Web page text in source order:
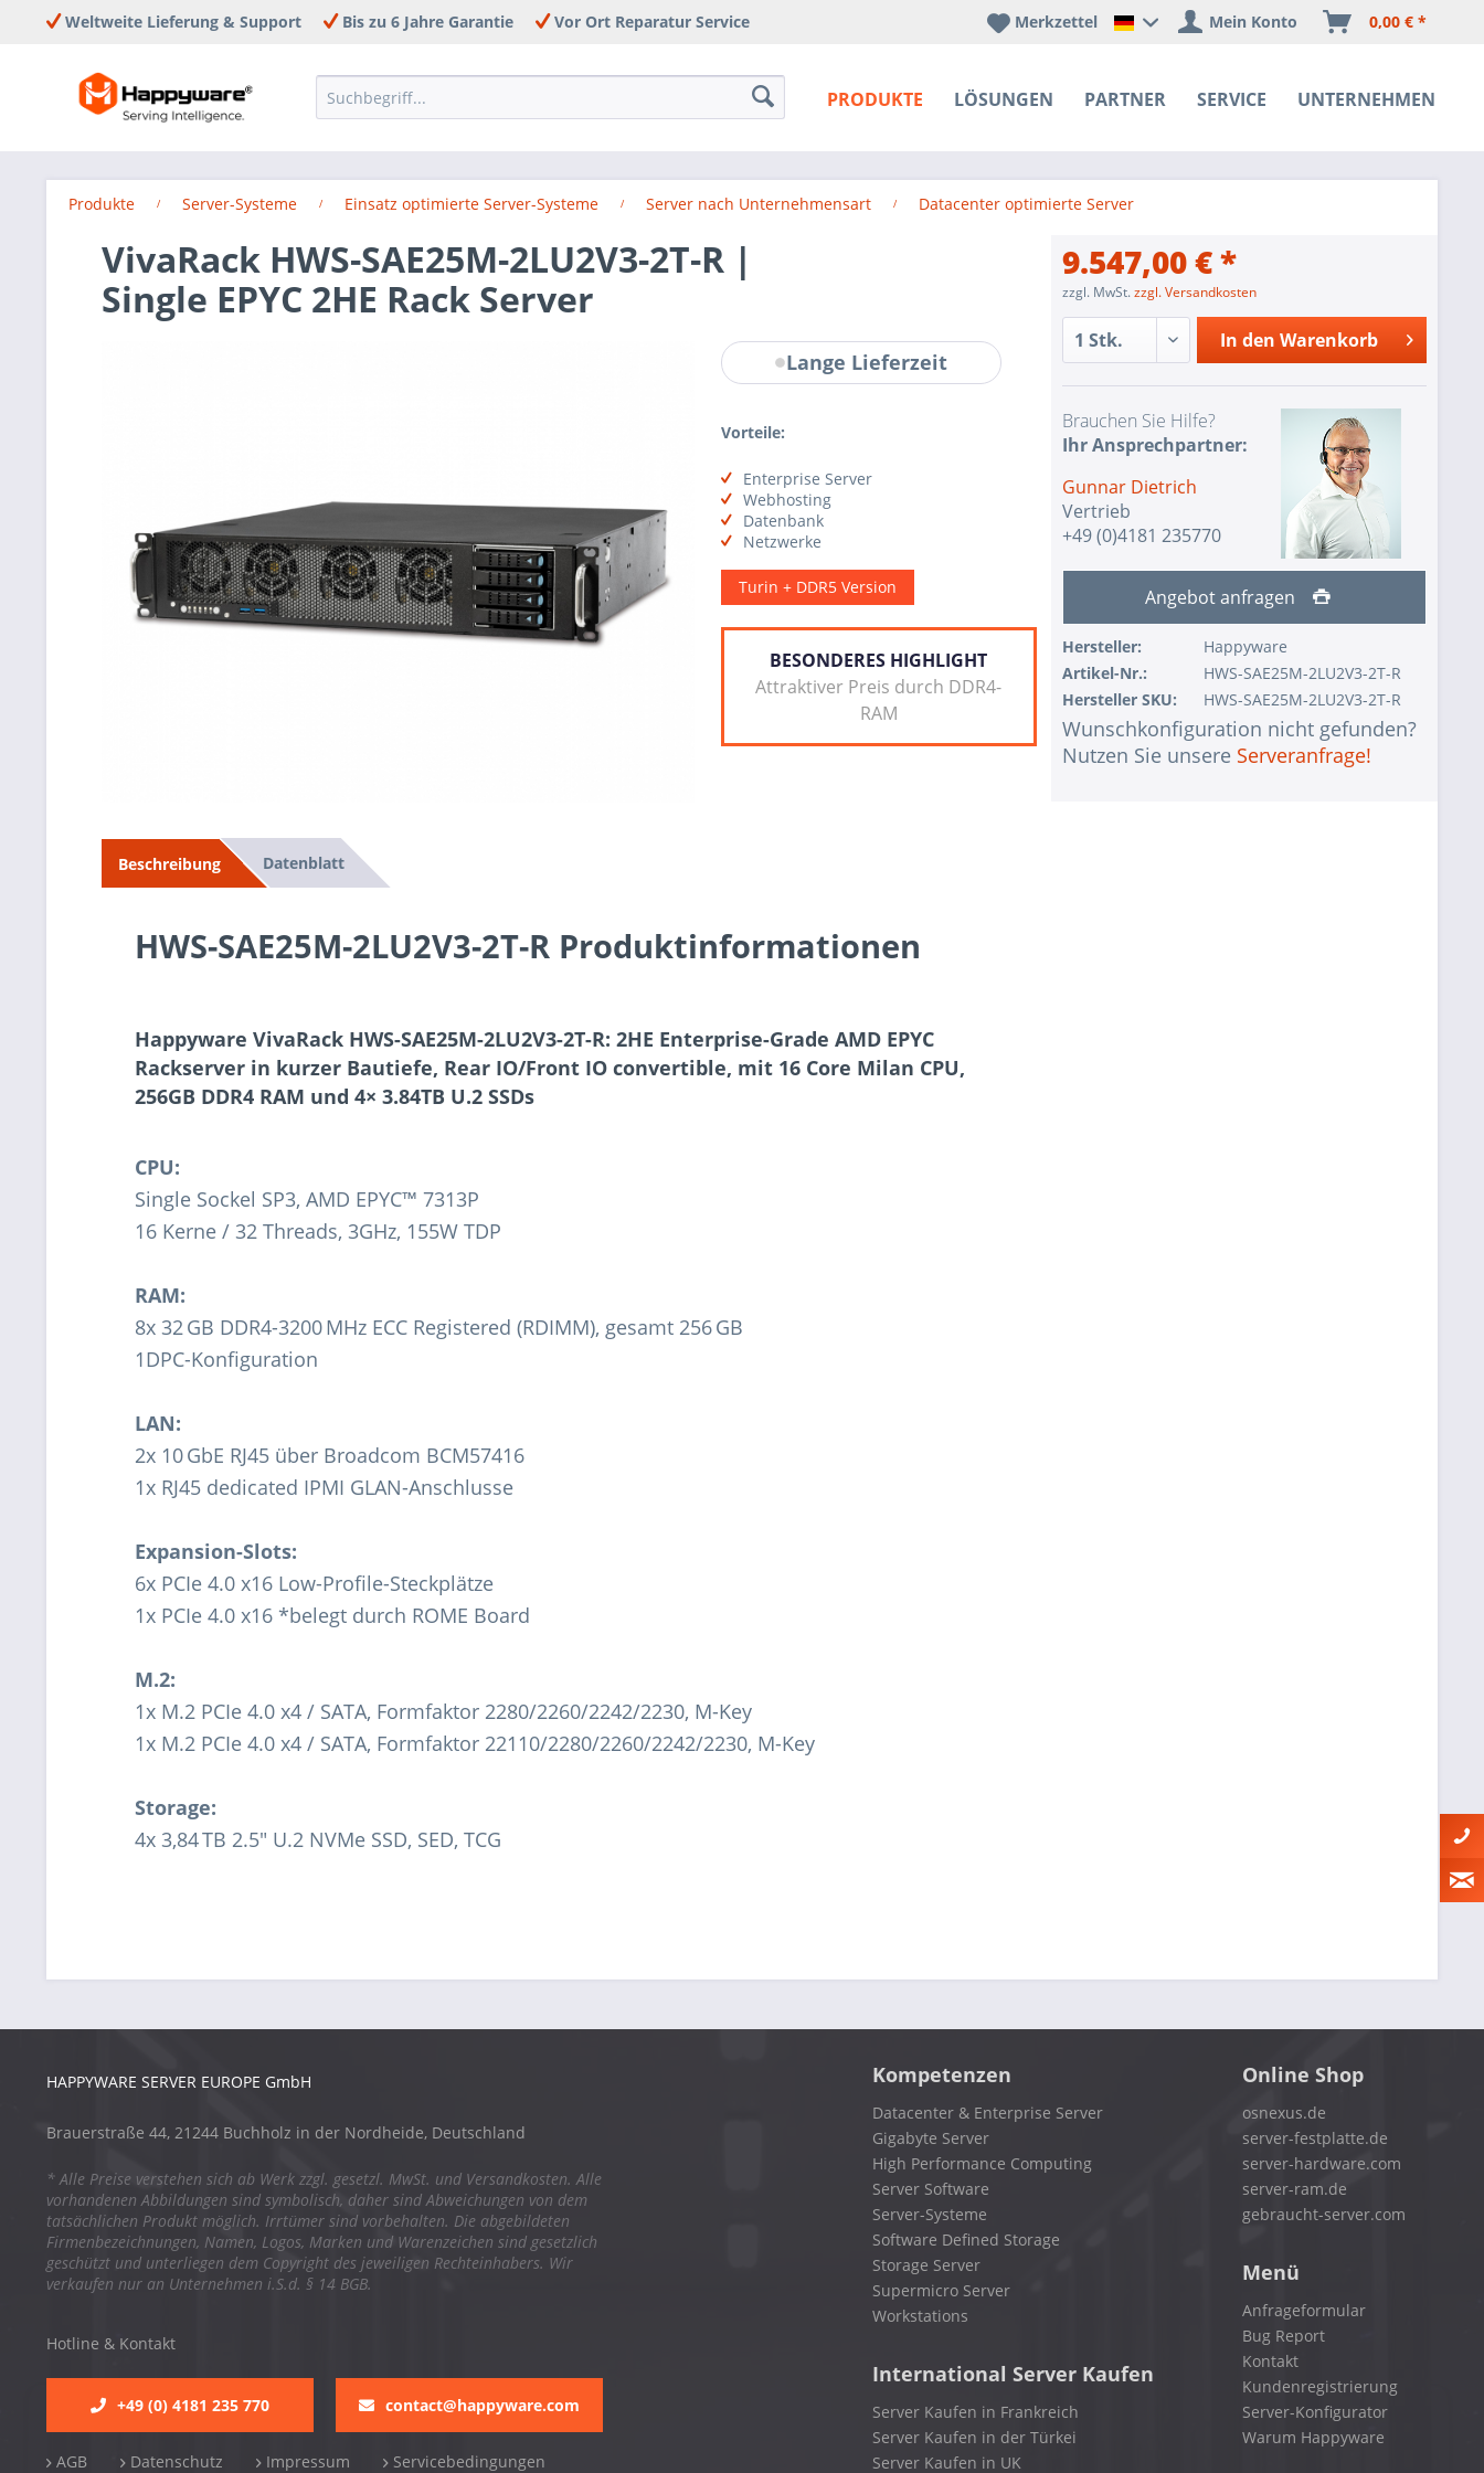
Weltweite Lieferung & Support Bis zu 6 Jahre Garantie Vor Ort Reparatur Service
PRODUKTE LÖSUNGEN PARTNER SERVICE UNTERNEHMEN
Happyware Deutschland
Merkzettel Mein Konto 0,00 € *
Produkte Server-Systeme Einsatz optimierte Server-Systeme Server nach Unternehmensart Datacenter optimierte Server
VivaRack HWS-SAE25M-2LU2V3-2T-R |
Single EPYC 2HE Rack Server
Lange Lieferzeit
Vorteile:
Enterprise Server
Webhosting
Datenbank
Netzwerke
Turin + DDR5 Version
BESONDERES HIGHLIGHT
Attraktiver Preis durch DDR4-
RAM
9.547,00 € *
zzgl. MwSt.zzgl. Versandkosten
In den Warenkorb
Brauchen Sie Hilfe?
Ihr Ansprechpartner:
Gunnar Dietrich
Vertrieb
+49 (0)4181 235770
Angebot anfragen
Hersteller:
Happyware
Artikel-Nr.:
HWS-SAE25M-2LU2V3-2T-R
Hersteller SKU:
HWS-SAE25M-2LU2V3-2T-R
Wunschkonfiguration nicht gefunden?
Nutzen Sie unsere Serveranfrage!
Beschreibung Datenblatt
HWS-SAE25M-2LU2V3-2T-R Produktinformationen
Happyware VivaRack HWS-SAE25M-2LU2V3-2T-R: 2HE Enterprise-Grade AMD EPYC
Rackserver in kurzer Bautiefe, Rear IO/Front IO convertible, mit 16 Core Milan CPU,
256GB DDR4 RAM und 4× 3.84TB U.2 SSDs
CPU:
Single Sockel SP3, AMD EPYC™ 7313P
16 Kerne / 32 Threads, 3GHz, 155W TDP
RAM:
8x 32 GB DDR4-3200 MHz ECC Registered (RDIMM), gesamt 256 GB
1DPC-Konfiguration
LAN:
2x 10 GbE RJ45 über Broadcom BCM57416
1x RJ45 dedicated IPMI GLAN-Anschlusse
Expansion-Slots:
6x PCIe 4.0 x16 Low-Profile-Steckplätze
1x PCIe 4.0 x16 *belegt durch ROME Board
M.2:
1x M.2 PCIe 4.0 x4 / SATA, Formfaktor 2280/2260/2242/2230, M-Key
1x M.2 PCIe 4.0 x4 / SATA, Formfaktor 22110/2280/2260/2242/2230, M-Key
Storage:
4x 3,84 TB 2.5" U.2 NVMe SSD, SED, TCG
HAPPYWARE SERVER EUROPE GmbH
Brauerstraße 44, 21244 Buchholz in der Nordheide, Deutschland
* Alle Preise verstehen sich ab Werk zzgl. gesetzl. MwSt. und Versandkosten. Alle
vorhandenen Abbildungen sind symbolisch, daher sind Abweichungen von dem
tatsächlichen Produkt möglich. Irrtümer sind vorbehalten. Die abgebildeten
Firmenbezeichnungen, Namen, Logos, Marken und Warenzeichen sind gesetzlich
geschützt und unterliegen dem Copyright des jeweiligen Rechteinhabers. Wir
verkaufen nur an Unternehmen i.S.d. § 14 BGB.
Hotline & Kontakt
+49 (0) 4181 235 770 contact@happyware.com
AGB Datenschutz Impressum Servicebedingungen
Kompetenzen
Datacenter & Enterprise Server
Gigabyte Server
High Performance Computing
Server Software
Server-Systeme
Software Defined Storage
Storage Server
Supermicro Server
Workstations
International Server Kaufen
Server Kaufen in Frankreich
Server Kaufen in der Türkei
Server Kaufen in UK
Online Shop
osnexus.de
server-festplatte.de
server-hardware.com
server-ram.de
gebraucht-server.com
Menü
Anfrageformular
Bug Report
Kontakt
Kundenregistrierung
Server-Konfigurator
Warum Happyware